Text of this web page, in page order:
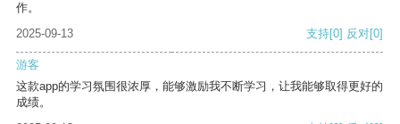
作。
2025-09-13
支持[0] 反对[0]
游客
这款app的学习氛围很浓厚，能够激励我不断学习，让我能够取得更好的
成绩。